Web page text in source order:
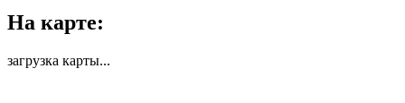
На карте:
загрузка карты...